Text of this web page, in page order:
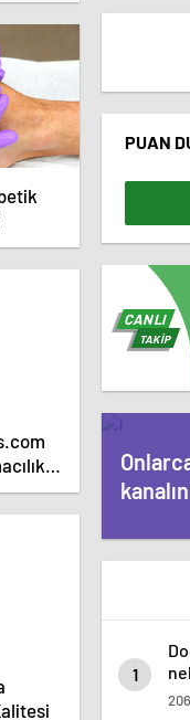
PUAN
CANLI
TAKİP
1